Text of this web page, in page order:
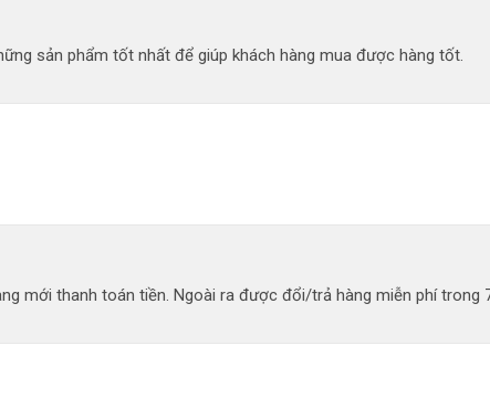
sản phẩm tốt nhất để giúp khách hàng mua được hàng tốt.
mới thanh toán tiền. Ngoài ra được đổi/trả hàng miễn phí trong